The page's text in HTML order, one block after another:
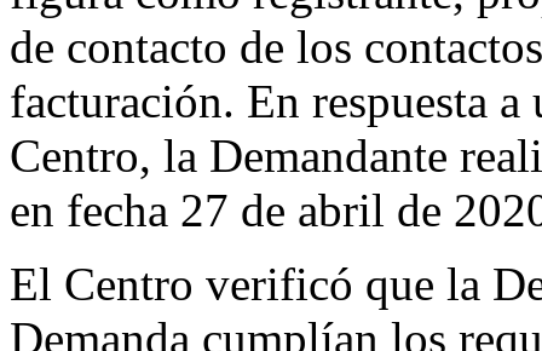
de contacto de los
facturación. En respuesta
Centro, la Demandante
en fecha 27 de abril de
El Centro verificó que la
Demanda cumplían los